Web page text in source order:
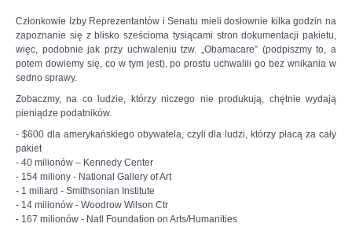
Członkowie Izby Reprezentantów i Senatu mieli dosłownie kilka godzin na
zapoznanie się z blisko sześcioma tysiącami stron dokumentacji pakietu,
więc, podobnie jak przy uchwaleniu tzw. „Obamacare” (podpiszmy to, a
potem dowiemy się, co w tym jest), po prostu uchwalili go bez wnikania w
sedno sprawy.
Zobaczmy, na co ludzie, którzy niczego nie produkują, chętnie wydają
pieniądze podatników.
- $600 dla amerykańskiego obywatela, czyli dla ludzi, którzy płacą za cały
pakiet
- 40 milionów – Kennedy Center
- 154 miliony - National Gallery of Art
- 1 miliard - Smithsonian Institute
- 14 milionów - Woodrow Wilson Ctr
- 167 milionów - Natl Foundation on Arts/Humanities